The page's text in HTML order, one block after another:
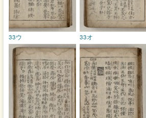
33オ
33ウ